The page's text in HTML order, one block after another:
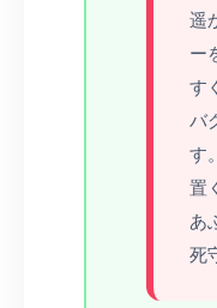
遥
ー
す
バ
す
置
あ
死